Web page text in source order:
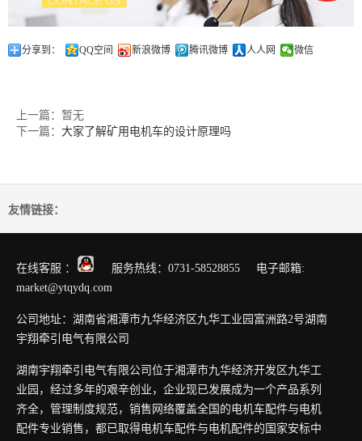
分享到： QQ空间 新浪微博 腾讯微博 人人网 微信
上一篇：暂无
下一篇： 大家了解矿用电机车的设计原理吗
友情链接：
在线客服 ：
服务热线：0731-58528855 电子邮箱:
market@ytqydq.com
公司地址：湖南省湘潭市九华经济区九华工业园富洲路2号湖南
宇翔牵引电气有限公司
湖南宇翔牵引电气有限公司位于湘潭市九华经济开发区九华工
业园，经过多年的艰辛创业，企业现已发展成为一个产品系列
齐全，管理制度规范，销售网络覆盖全国的电机车配件与电机
配件专业销售，都已取得电机车配件与电机配件的国家安标中